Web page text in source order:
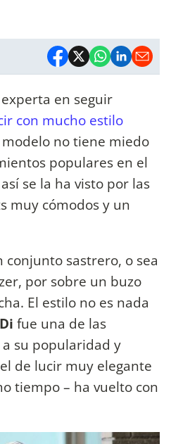
en seguir
con mucho estilo
modelo no tiene miedo
populares en el
se la ha visto por las
muy cómodos y un
sastrero, o sea
por sobre un buzo
El estilo no es nada
fue una de las
su popularidad y
de lucir muy elegante
tiempo – ha vuelto con